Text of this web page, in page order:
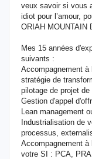
veux savoir si vous
idiot pour l’amour,
ORIAH MOUNTAIN
Mes 15 années
suivants :
Accompagnement
stratégie de
pilotage de projet
Gestion d'appel
Lean management
Industrialisation de
processus,
Accompagnement à
votre SI : PCA,